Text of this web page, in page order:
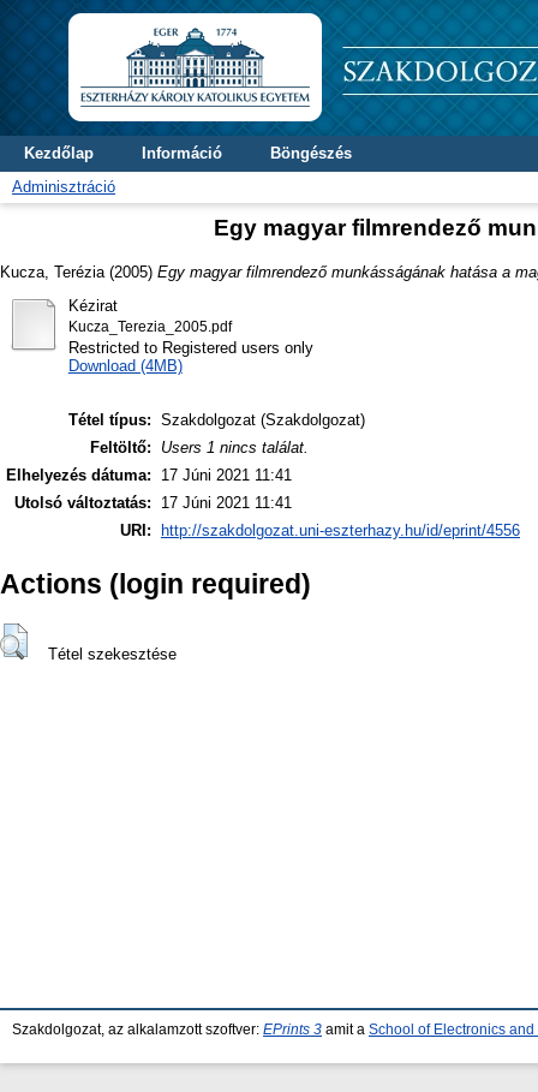
Kezdőlap Információ
Böngészés
Adminisztráció
Egy magyar filmrendező
Kucza, Terézia (2005) Egy magyar filmrendező munkásságának hatása a
Kézirat
Kucza_Terezia_2005.pdf
Restricted to Registered users only
Download (4MB)
Tétel típus: Szakdolgozat (Szakdolgozat)
Feltöltő:
Users 1 nincs találat.
Elhelyezés dátuma:
17 Júni 2021 11:41
Utolsó változtatás:
17 Júni 2021 11:41
URI:
http://szakdolgozat.uni-eszterhazy.hu/id/eprint/4556
Actions (login required)
Tétel szekesztése
Szakdolgozat, az alkalamzott szoftver: EPrints 3 amit a School of Electronics